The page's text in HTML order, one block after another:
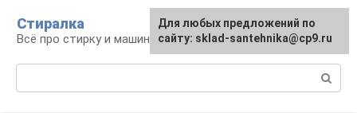
контенту
Стиралка
Всё про стирку и машинки
Для любых предложений по
сайту: sklad-santehnika@cp9.ru